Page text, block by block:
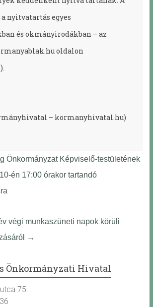
nyitvatartás egyes
és okmányirodákban – az
oldalon
– kormanyhivatal.hu)
Önkormányzat Képviselő-testületének
én 17:00 órakor tartandó
végi munkaszüneti napok körüli
→
Önkormányzati Hivatal
75.